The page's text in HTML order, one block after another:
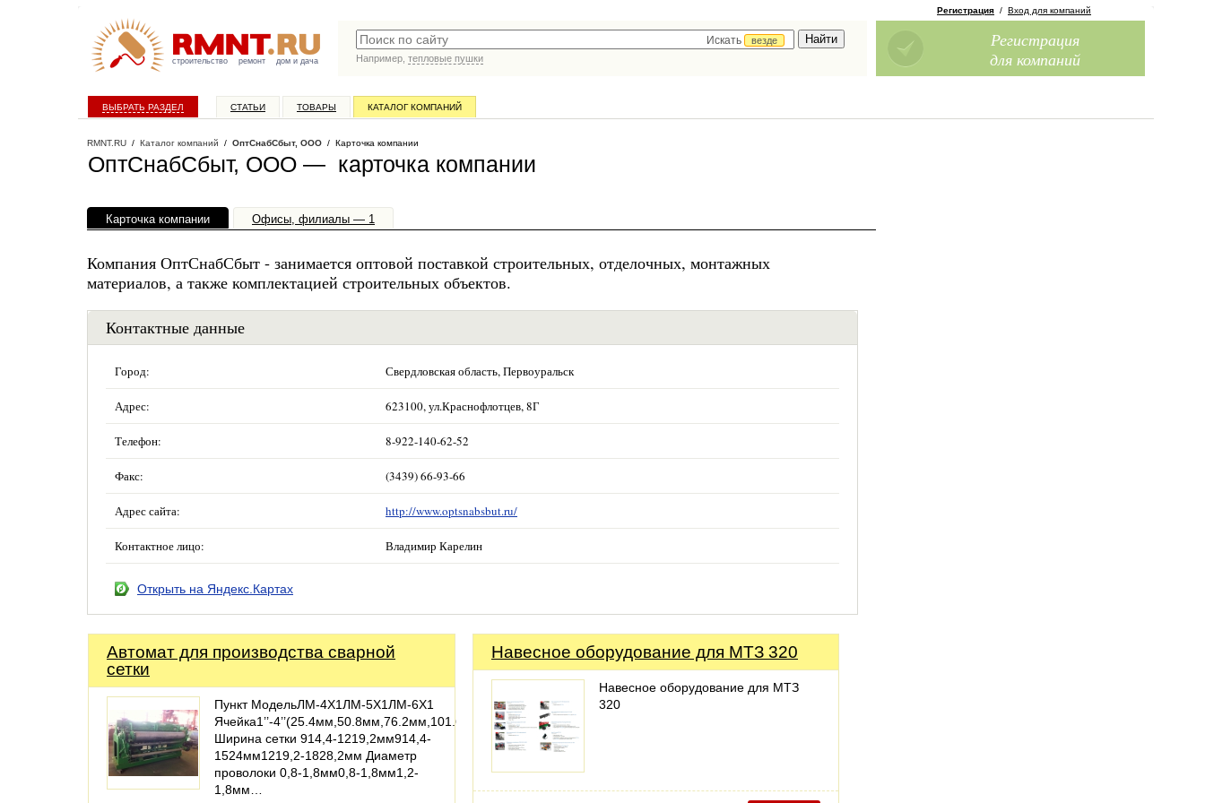
строительство ремонт дом и дача
Искать
везде
Например, тепловые пушки
Регистрация / Вход для компаний
Регистрация
для компаний
ВЫБРАТЬ РАЗДЕЛ СТАТЬИ ТОВАРЫ КАТАЛОГ КОМПАНИЙ
RMNT.RU / Каталог компаний / ОптСнабСбыт, ООО / Карточка компании
ОптСнабСбыт, ООО — карточка компании
Карточка компании Офисы, филиалы — 1
Компания ОптСнабСбыт - занимается оптовой поставкой строительных, отделочных, монтажных
материалов, а также комплектацией строительных объектов.
Контактные данные
Город: Свердловская область, Первоуральск
Адрес: 623100, ул.Краснофлотцев, 8Г
Телефон: 8-922-140-62-52
Факс: (3439) 66-93-66
Адрес сайта: http://www.optsnabsbut.ru/
Контактное лицо: Владимир Карелин
Открыть на Яндекс.Картах
Автомат для производства сварной
сетки
Пункт МодельЛМ-4Х1ЛМ-5Х1ЛМ-6Х1
Ячейка1’’-4’’(25.4мм,50.8мм,76.2мм,101.6мм)
Ширина сетки 914,4-1219,2мм914,4-
1524мм1219,2-1828,2мм Диаметр
проволоки 0,8-1,8мм0,8-1,8мм1,2-
1,8мм…
Навесное оборудование для МТЗ 320
Навесное оборудование для МТЗ
320